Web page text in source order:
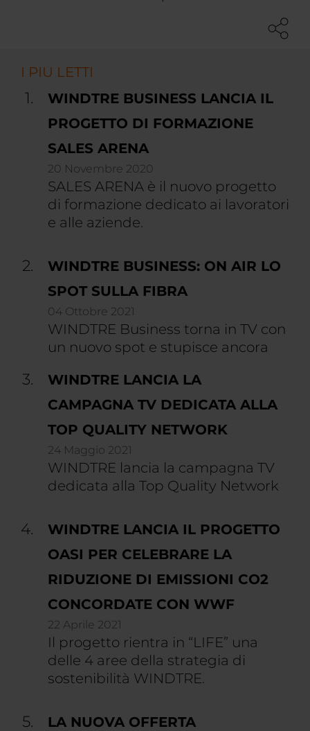
I PIU LETTI
WINDTRE BUSINESS LANCIA IL
PROGETTO DI FORMAZIONE
SALES ARENA
20 Novembre 2020
SALES ARENA è il nuovo progetto
di formazione dedicato ai lavoratori
e alle aziende.
WINDTRE BUSINESS: ON AIR LO
SPOT SULLA FIBRA
04 Ottobre 2021
WINDTRE Business torna in TV con
un nuovo spot e stupisce ancora
WINDTRE LANCIA LA
CAMPAGNA TV DEDICATA ALLA
TOP QUALITY NETWORK
24 Maggio 2021
WINDTRE lancia la campagna TV
dedicata alla Top Quality Network
WINDTRE LANCIA IL PROGETTO
OASI PER CELEBRARE LA
RIDUZIONE DI EMISSIONI CO2
CONCORDATE CON WWF
22 Aprile 2021
Il progetto rientra in “LIFE” una
delle 4 aree della strategia di
sostenibilità WINDTRE.
LA NUOVA OFFERTA